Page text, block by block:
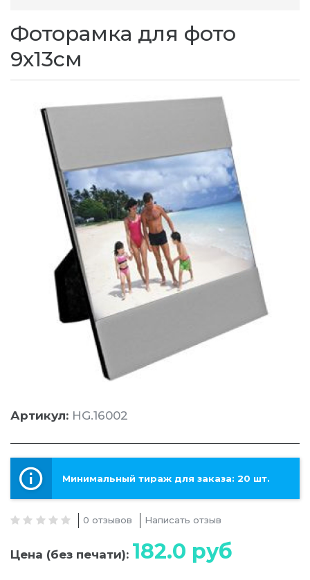
Фоторамка для фото
9х13см
Артикул: HG.16002
Минимальный тираж для заказа: 20 шт.
0 отзывов Написать отзыв
Цена (без печати): 182.0 руб